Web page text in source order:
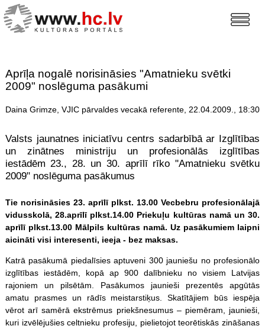
Aprīļa nogalē norisināsies "Amatnieku svētki
2009" noslēguma pasākumi
Daina Grimze, VJIC pārvaldes vecakā referente, 22.04.2009., 18:30
Valsts jaunatnes iniciatīvu centrs sadarbībā ar Izglītības
un zinātnes ministriju un profesionālās izglītības
iestādēm 23., 28. un 30. aprīlī rīko "Amatnieku svētku
2009" noslēguma pasākumus
Tie norisināsies 23. aprīlī plkst. 13.00 Vecbebru profesionālajā
vidusskolā, 28.aprīlī plkst.14.00 Priekuļu kultūras namā un 30.
aprīlī plkst.13.00 Mālpils kultūras namā. Uz pasākumiem laipni
aicināti visi interesenti, ieeja - bez maksas.
Katrā pasākumā piedalīsies aptuveni 300 jauniešu no profesionālo
izglītības iestādēm, kopā ap 900 dalībnieku no visiem Latvijas
rajoniem un pilsētām. Pasākumos jaunieši prezentēs apgūtās
amatu prasmes un rādīs meistarstiķus. Skatītājiem būs iespēja
vērot arī samērā ekstrēmus priekšnesumus – piemēram, jaunieši,
kuri izvēlējušies celtnieku profesiju, pielietojot teorētiskās zināšanas